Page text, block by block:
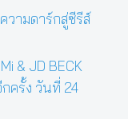
วามดาร์กสู่ซีรีส์
& JD BECK
ครั้ง วันที่ 24